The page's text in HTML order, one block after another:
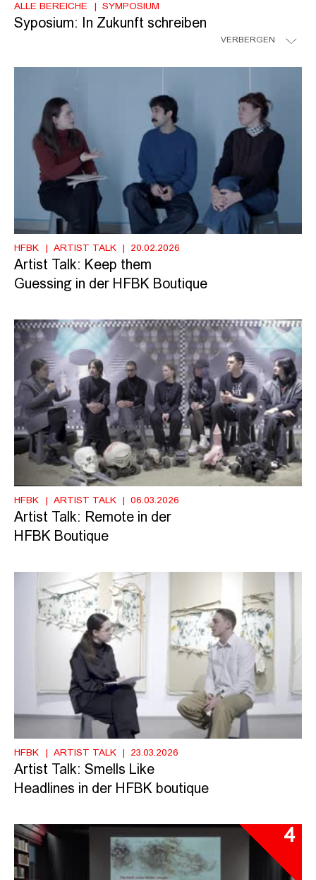
ALLE BEREICHE SYMPOSIUM
Syposium: In Zukunft schreiben
VERBERGEN
HFBK ARTIST TALK 20.02.2026
Artist Talk: Keep them
Guessing in der HFBK Boutique
HFBK ARTIST TALK 06.03.2026
Artist Talk: Remote in der
HFBK Boutique
HFBK ARTIST TALK 23.03.2026
Artist Talk: Smells Like
Headlines in der HFBK boutique
4